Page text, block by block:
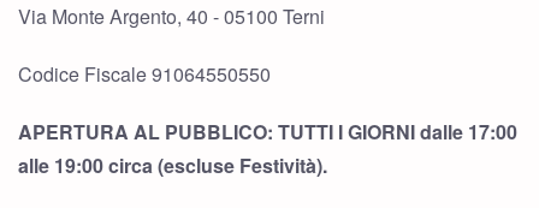
Via Monte Argento, 40 - 05100 Terni
Codice Fiscale 91064550550
APERTURA AL PUBBLICO: TUTTI I GIORNI dalle 17:00
alle 19:00 circa (escluse Festività).